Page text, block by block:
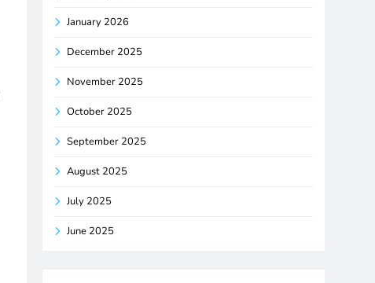
January 2026
December 2025
November 2025
October 2025
September 2025
August 2025
July 2025
June 2025